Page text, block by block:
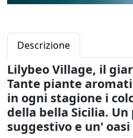
Descrizione
Lilybeo Village, il
Tante piante
in ogni stagione i
della bella Sicilia. Un
suggestivo e un'